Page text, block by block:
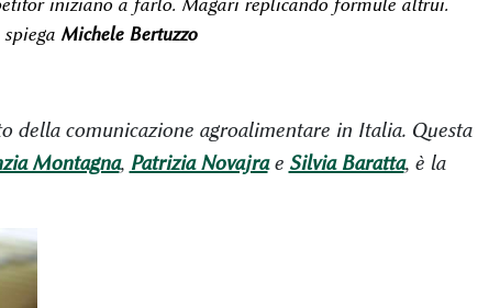
iniziano a farlo. Magari replicando formule altrui.
Michele Bertuzzo
della comunicazione agroalimentare in Italia. Questa
Montagna, Patrizia Novajrae Silvia Baratta, è la